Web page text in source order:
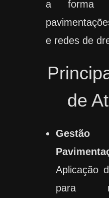
a forma
e redes de
de
Aplicação
para